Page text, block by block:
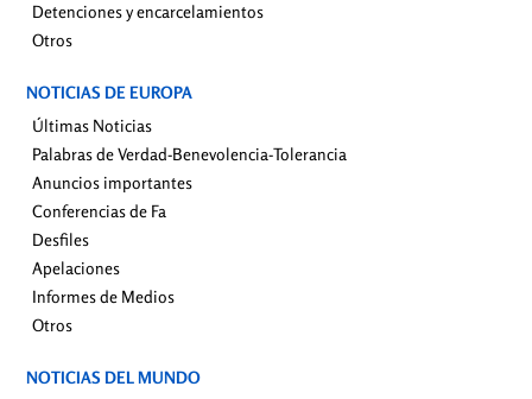
Detenciones y encarcelamientos
Otros
NOTICIAS DE EUROPA
Últimas Noticias
Palabras de Verdad-Benevolencia-Tolerancia
Anuncios importantes
Conferencias de Fa
Desfiles
Apelaciones
Informes de Medios
Otros
NOTICIAS DEL MUNDO